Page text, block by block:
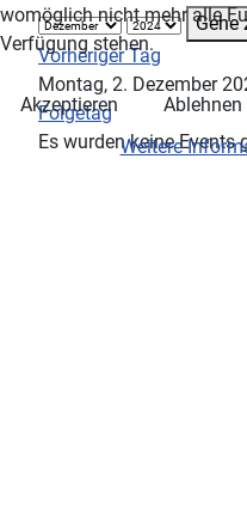
Gehe
Vorheriger Tag
Montag, 2. Dezember
Folgetag
Es wurden keine Events
womöglich nicht mehr alle
Verfügung stehen.
Akzeptieren
Ablehnen
Weitere